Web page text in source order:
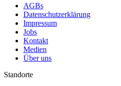
AGBs
Datenschutzerklärung
Impressum
Jobs
Kontakt
Medien
Über uns
Standorte